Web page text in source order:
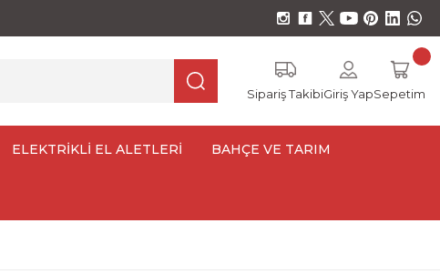
Sipariş TakibiGiriş YapSepetim
ELEKTRİKLİ EL ALETLERİ BAHÇE VE TARIM